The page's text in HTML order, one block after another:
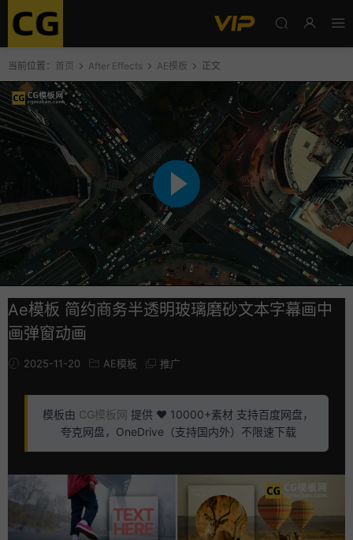
当前位置： 首页 After Effects AE模板 正文
Ae模板 简约商务半透明玻璃磨砂文本字幕画中
画弹窗动画
2025-11-20 AE模板 推广
模板由 CG模板网 提供 ❤️ 10000+素材 支持百度网盘，
夸克网盘，OneDrive（支持国内外）不限速下载